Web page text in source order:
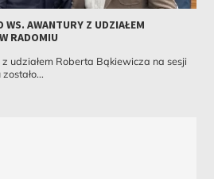
WS. AWANTURY Z UDZIAŁEM
RADOMIU
udziałem Roberta Bąkiewicza na sesji